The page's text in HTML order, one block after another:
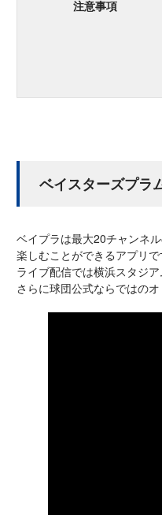
注意事項
ベイスターズプラ
ベイプラは最大20チャンネ
楽しむことができるアプリで
ライブ配信では横浜スタジ
さらに球団公式ならではの